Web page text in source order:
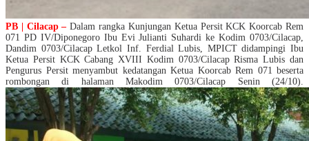
PB | Cilacap – Dalam rangka Kunjungan Ketua Persit KCK Koorcab Rem
071 PD IV/Diponegoro Ibu Evi Julianti Suhardi ke Kodim 0703/Cilacap,
Dandim 0703/Cilacap Letkol Inf. Ferdial Lubis, MPICT didampingi Ibu
Ketua Persit KCK Cabang XVIII Kodim 0703/Cilacap Risma Lubis dan
Pengurus Persit menyambut kedatangan Ketua Koorcab Rem 071 beserta
rombongan di halaman Makodim 0703/Cilacap Senin (24/10).